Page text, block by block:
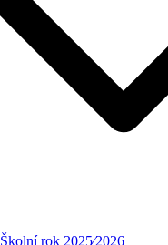
Školní rok 2025⁄2026